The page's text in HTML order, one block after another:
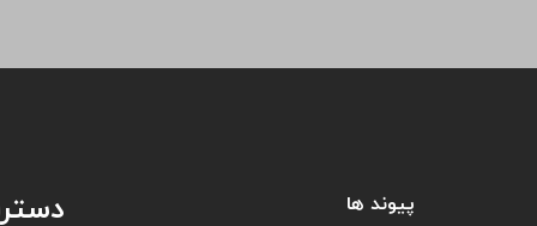
پیوند ها